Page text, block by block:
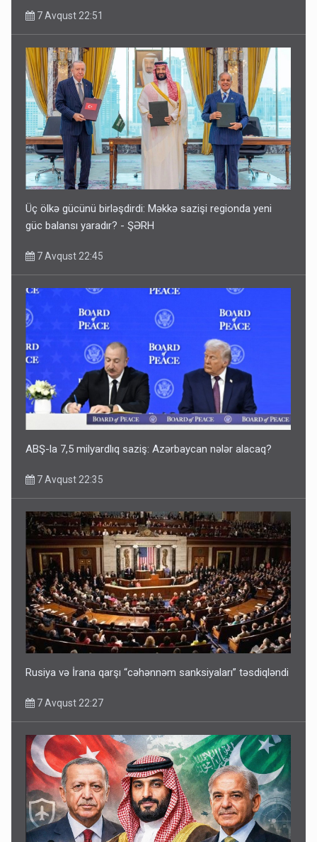
7 Avqust 22:51
Üç ölkə gücünü birləşdirdi: Məkkə sazişi regionda yeni
güc balansı yaradır? - ŞƏRH
7 Avqust 22:45
ABŞ-la 7,5 milyardlıq saziş: Azərbaycan nələr alacaq?
7 Avqust 22:35
Rusiya və İrana qarşı “cəhənnəm sanksiyaları” təsdiqləndi
7 Avqust 22:27